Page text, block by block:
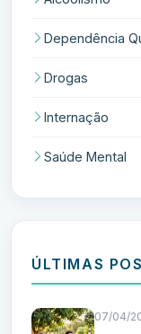
Dependência
Drogas
Internação
Saúde Mental
ÚLTIMAS
07/04/